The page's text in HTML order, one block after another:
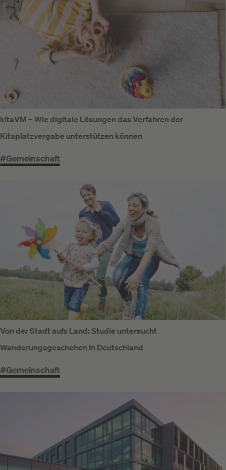
kitaVM – Wie digitale Lösungen das Verfahren der
Kitaplatzvergabe unterstützen können
#Gemeinschaft
Von der Stadt aufs Land: Studie untersucht
Wanderungsgeschehen in Deutschland
#Gemeinschaft